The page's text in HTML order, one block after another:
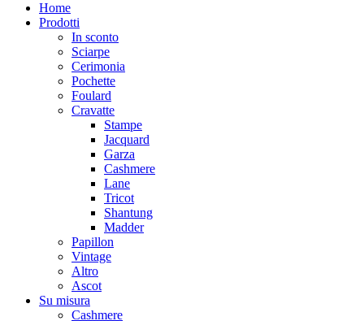
Home
Prodotti
In sconto
Sciarpe
Cerimonia
Pochette
Foulard
Cravatte
Stampe
Jacquard
Garza
Cashmere
Lane
Tricot
Shantung
Madder
Papillon
Vintage
Altro
Ascot
Su misura
Cashmere